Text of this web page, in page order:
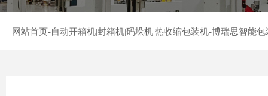
网站首页-自动开箱机|封箱机|码垛机|热收缩包装机-博瑞思智能